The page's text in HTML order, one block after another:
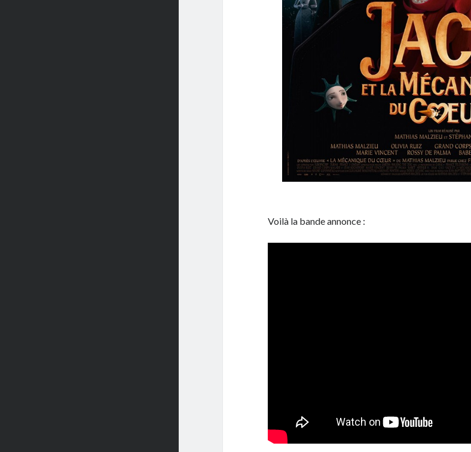
Voilà la bande annonce :